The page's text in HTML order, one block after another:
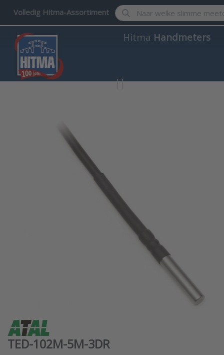
Volledig Hitma-Assortiment Enter a search term.
Hitma Handmeters
TED-102M-5M-3DR